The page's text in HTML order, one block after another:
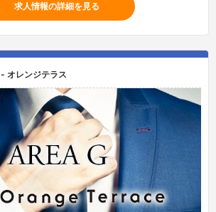
求人情報の詳細を見る
- オレンジテラス